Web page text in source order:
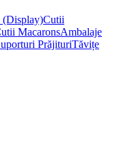
(Display)Cutii
MacaronsAmbalaje
PrăjituriTăvițe